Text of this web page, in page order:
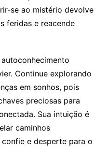
se ao mistério devolve
feridas e reacende
Continue explorando
em sonhos, pois
preciosas para
Sua intuição é
caminhos
e desperte para o